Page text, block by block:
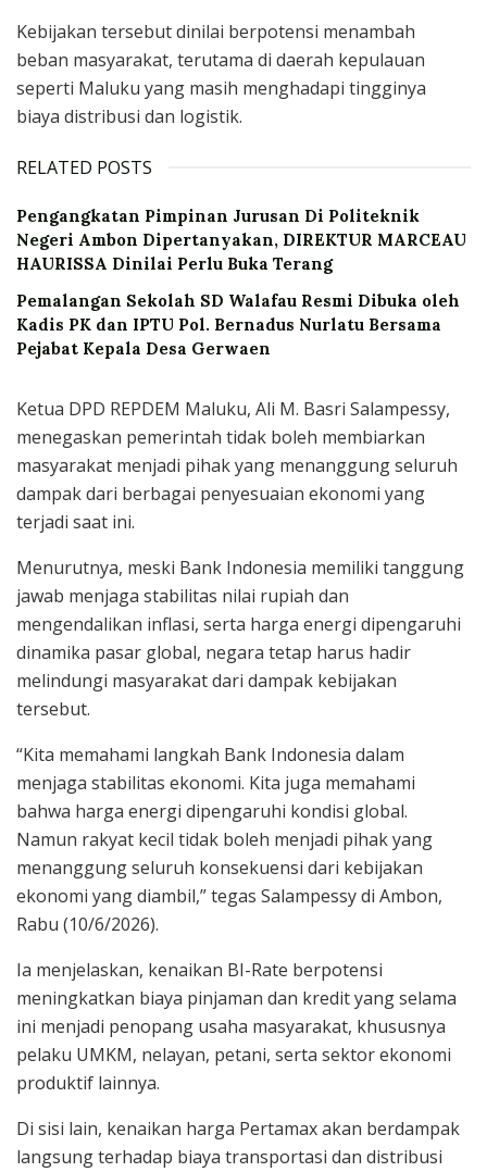
Kebijakan tersebut dinilai berpotensi menambah
beban masyarakat, terutama di daerah kepulauan
seperti Maluku yang masih menghadapi tingginya
biaya distribusi dan logistik.
RELATED POSTS
Pengangkatan Pimpinan Jurusan Di Politeknik
Negeri Ambon Dipertanyakan, DIREKTUR MARCEAU
HAURISSA Dinilai Perlu Buka Terang
Pemalangan Sekolah SD Walafau Resmi Dibuka oleh
Kadis PK dan IPTU Pol. Bernadus Nurlatu Bersama
Pejabat Kepala Desa Gerwaen
Ketua DPD REPDEM Maluku, Ali M. Basri Salampessy,
menegaskan pemerintah tidak boleh membiarkan
masyarakat menjadi pihak yang menanggung seluruh
dampak dari berbagai penyesuaian ekonomi yang
terjadi saat ini.
Menurutnya, meski Bank Indonesia memiliki tanggung
jawab menjaga stabilitas nilai rupiah dan
mengendalikan inflasi, serta harga energi dipengaruhi
dinamika pasar global, negara tetap harus hadir
melindungi masyarakat dari dampak kebijakan
tersebut.
“Kita memahami langkah Bank Indonesia dalam
menjaga stabilitas ekonomi. Kita juga memahami
bahwa harga energi dipengaruhi kondisi global.
Namun rakyat kecil tidak boleh menjadi pihak yang
menanggung seluruh konsekuensi dari kebijakan
ekonomi yang diambil,” tegas Salampessy di Ambon,
Rabu (10/6/2026).
Ia menjelaskan, kenaikan BI-Rate berpotensi
meningkatkan biaya pinjaman dan kredit yang selama
ini menjadi penopang usaha masyarakat, khususnya
pelaku UMKM, nelayan, petani, serta sektor ekonomi
produktif lainnya.
Di sisi lain, kenaikan harga Pertamax akan berdampak
langsung terhadap biaya transportasi dan distribusi